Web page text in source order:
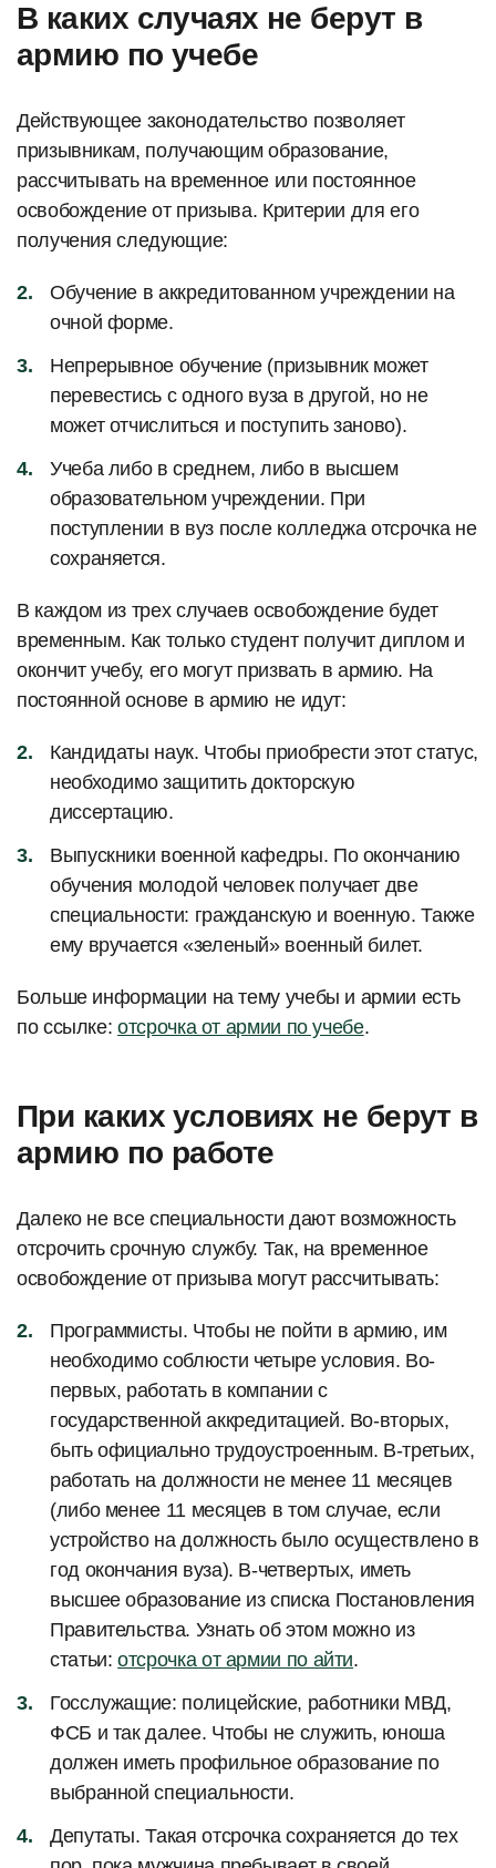
В каких случаях не берут в
армию по учебе
Действующее законодательство позволяет
призывникам, получающим образование,
рассчитывать на временное или постоянное
освобождение от призыва. Критерии для его
получения следующие:
Обучение в аккредитованном учреждении на
очной форме.
Непрерывное обучение (призывник может
перевестись с одного вуза в другой, но не
может отчислиться и поступить заново).
Учеба либо в среднем, либо в высшем
образовательном учреждении. При
поступлении в вуз после колледжа отсрочка не
сохраняется.
В каждом из трех случаев освобождение будет
временным. Как только студент получит диплом и
окончит учебу, его могут призвать в армию. На
постоянной основе в армию не идут:
Кандидаты наук. Чтобы приобрести этот статус,
необходимо защитить докторскую
диссертацию.
Выпускники военной кафедры. По окончанию
обучения молодой человек получает две
специальности: гражданскую и военную. Также
ему вручается «зеленый» военный билет.
Больше информации на тему учебы и армии есть
по ссылке:отсрочка от армии по учебе.
При каких условиях не берут в
армию по работе
Далеко не все специальности дают возможность
отсрочить срочную службу. Так, на временное
освобождение от призыва могут рассчитывать:
Программисты. Чтобы не пойти в армию, им
необходимо соблюсти четыре условия. Во-
первых, работать в компании с
государственной аккредитацией. Во-вторых,
быть официально трудоустроенным. В-третьих,
работать на должности не менее 11 месяцев
(либо менее 11 месяцев в том случае, если
устройство на должность было осуществлено в
год окончания вуза). В-четвертых, иметь
высшее образование из списка Постановления
Правительства. Узнать об этом можно из
статьи:отсрочка от армии по айти.
Госслужащие: полицейские, работники МВД,
ФСБ и так далее. Чтобы не служить, юноша
должен иметь профильное образование по
выбранной специальности.
Депутаты. Такая отсрочка сохраняется до тех